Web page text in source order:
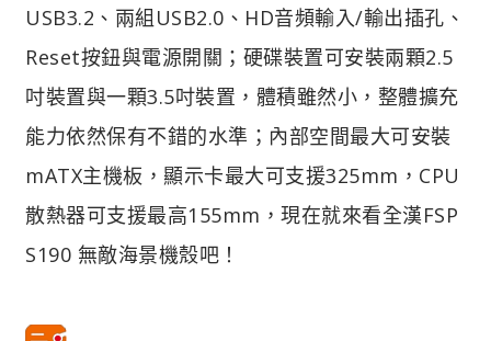
USB3.2、兩組USB2.0、HD音頻輸入/輸出插孔、
Reset按鈕與電源開關；硬碟裝置可安裝兩顆2.5
吋裝置與一顆3.5吋裝置，體積雖然小，整體擴充
能力依然保有不錯的水準；內部空間最大可安裝
mATX主機板，顯示卡最大可支援325mm，CPU
散熱器可支援最高155mm，現在就來看全漢FSP
S190 無敵海景機殼吧！